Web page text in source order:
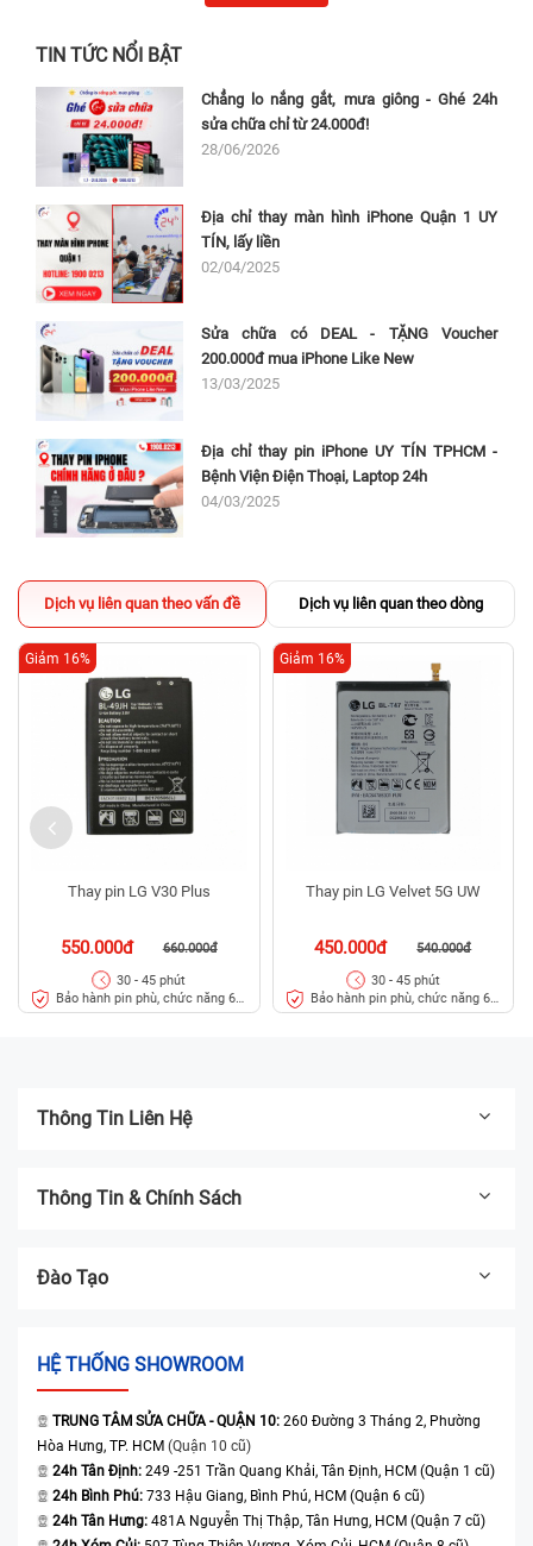
TIN TỨC NỔI BẬT
Chẳng lo nắng gắt, mưa giông - Ghé 24h
sửa chữa chỉ từ 24.000đ!
28/06/2026
Địa chỉ thay màn hình iPhone Quận 1 UY
TÍN, lấy liền
02/04/2025
Sửa chữa có DEAL - TẶNG Voucher
200.000đ mua iPhone Like New
13/03/2025
Địa chỉ thay pin iPhone UY TÍN TPHCM -
Bệnh Viện Điện Thoại, Laptop 24h
04/03/2025
Dịch vụ liên quan theo vấn đề Dịch vụ liên quan theo dòng
Thay pin LG V30 Plus
550.000đ 660.000đ
Giảm 16%
30 - 45 phút
Bảo hành pin phù, chức năng 6
tháng
Thay pin LG Velvet 5G UW
450.000đ 540.000đ
Giảm 16%
30 - 45 phút
Bảo hành pin phù, chức năng 6
tháng
Thông Tin Liên Hệ
Thông Tin & Chính Sách
Đào Tạo
HỆ THỐNG SHOWROOM
TRUNG TÂM SỬA CHỮA - QUẬN 10: 260 Đường 3 Tháng 2, Phường
Hòa Hưng, TP. HCM (Quận 10 cũ)
24h Tân Định: 249 -251 Trần Quang Khải, Tân Định, HCM (Quận 1 cũ)
24h Bình Phú: 733 Hậu Giang, Bình Phú, HCM (Quận 6 cũ)
24h Tân Hưng: 481A Nguyễn Thị Thập, Tân Hưng, HCM (Quận 7 cũ)